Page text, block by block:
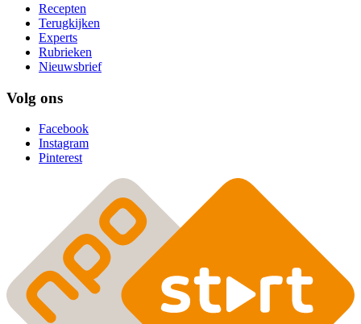
Recepten
Terugkijken
Experts
Rubrieken
Nieuwsbrief
Volg ons
Facebook
Instagram
Pinterest